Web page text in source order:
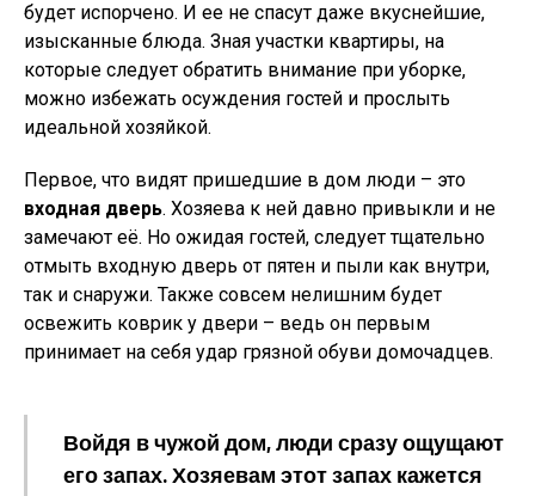
будет испорчено. И ее не спасут даже вкуснейшие,
изысканные блюда. Зная участки квартиры, на
которые следует обратить внимание при уборке,
можно избежать осуждения гостей и прослыть
идеальной хозяйкой.
Первое, что видят пришедшие в дом люди – это
входная дверь. Хозяева к ней давно привыкли и не
замечают её. Но ожидая гостей, следует тщательно
отмыть входную дверь от пятен и пыли как внутри,
так и снаружи. Также совсем нелишним будет
освежить коврик у двери – ведь он первым
принимает на себя удар грязной обуви домочадцев.
Войдя в чужой дом, люди сразу ощущают
егозапах. Хозяевам этот запах кажется